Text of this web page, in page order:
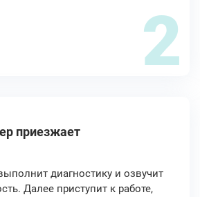
2
приезжает
диагностику и озвучит
Далее приступит к работе,